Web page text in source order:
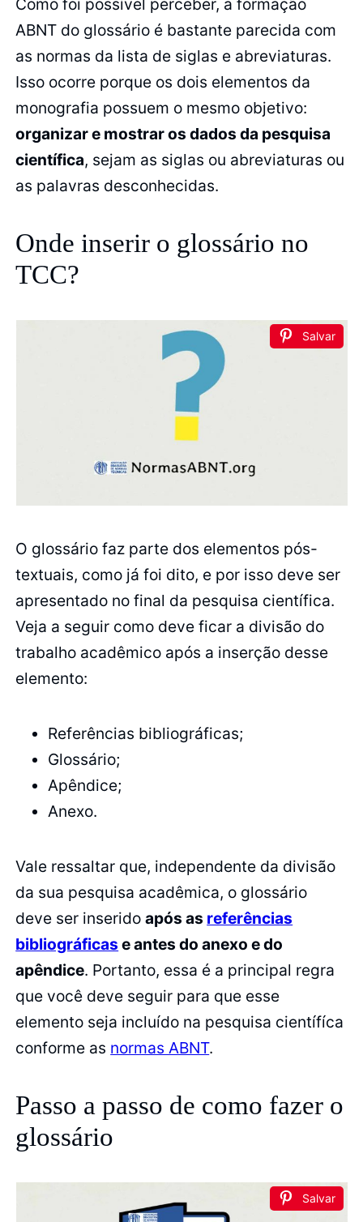
ABNT do glossário é bastante parecida com
as normas da lista de siglas e abreviaturas.
Isso ocorre porque os dois elementos da
monografia possuem o mesmo objetivo:
organizar e mostrar os dados da pesquisa
científica, sejam as siglas ou abreviaturas ou
as palavras desconhecidas.
Onde inserir o glossário no
TCC?
Salvar
O glossário faz parte dos elementos pós-
textuais, como já foi dito, e por isso deve ser
apresentado no final da pesquisa científica.
Veja a seguir como deve ficar a divisão do
trabalho acadêmico após a inserção desse
elemento:
Referências bibliográficas;
Glossário;
Apêndice;
Anexo.
Vale ressaltar que, independente da divisão
da sua pesquisa acadêmica, o glossário
deve ser inseridoapós as referências
bibliográficas e antes do anexo e do
apêndice. Portanto, essa é a principal regra
que você deve seguir para que esse
elemento seja incluído na pesquisa científíca
conforme as normas ABNT.
Passo a passo de como fazer o
glossário
Salvar